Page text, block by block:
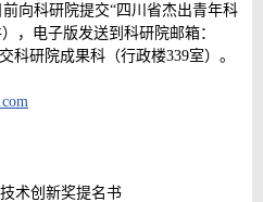
向科研院提交“四川省杰出青年科
，电子版发送到科研院邮箱：
科研院成果科（行政楼339室）。
术创新奖提名书